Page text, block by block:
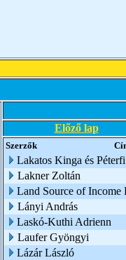
Előző lap
Szerzők
Lakatos Kinga és
Lakner Zoltán
Land Source of Income
Lányi András
Laskó-Kuthi Adrienn
Laufer Gyöngyi
Lázár László